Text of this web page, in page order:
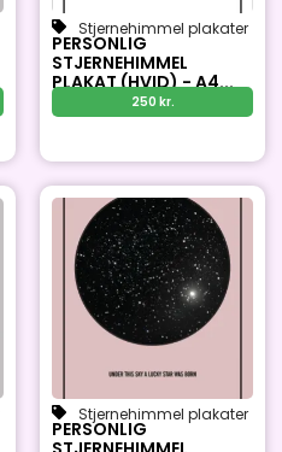
Stjernehimmel plakater
PERSONLIG
STJERNEHIMMEL
PLAKAT (HVID) - A4...
250 kr.
Stjernehimmel plakater
PERSONLIG